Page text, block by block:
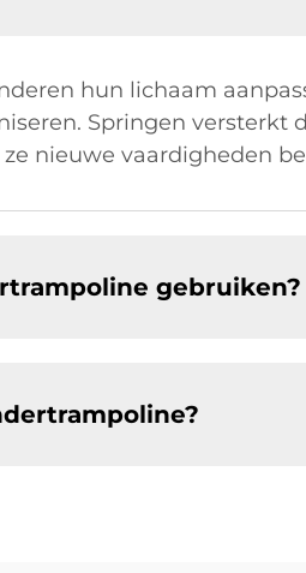
hun lichaam
Springen versterkt
nieuwe vaardigheden
gebruiken?